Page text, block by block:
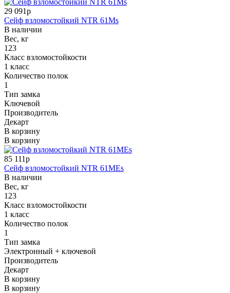
29 091р
Сейф взломостойкий NTR 61Ms
В наличии
Вес, кг
123
Класс взломостойкости
1 класс
Количество полок
1
Тип замка
Ключевой
Производитель
Декарт
В корзину
В корзину
85 111р
Сейф взломостойкий NTR 61MEs
В наличии
Вес, кг
123
Класс взломостойкости
1 класс
Количество полок
1
Тип замка
Электронный + ключевой
Производитель
Декарт
В корзину
В корзину